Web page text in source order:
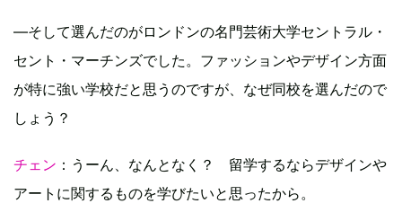
—そして選んだのがロンドンの名門芸術大学セントラル・
セント・マーチンズでした。ファッションやデザイン方面
が特に強い学校だと思うのですが、なぜ同校を選んだので
しょう？
チェン ：うーん、なんとなく？ 留学するならデザインや
アートに関するものを学びたいと思ったから。